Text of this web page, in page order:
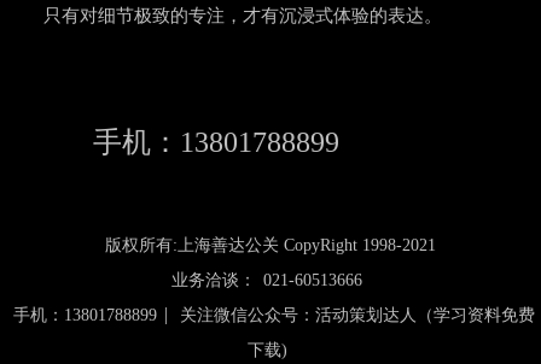
只有对细节极致的专注，才有沉浸式体验的表达。
手机：13801788899
版权所有:上海善达公关 CopyRight 1998-2021
业务洽谈：
021-60513666
手机：13801788899 |
关注微信公众号：活动策划达人（学习资料免费
下载)